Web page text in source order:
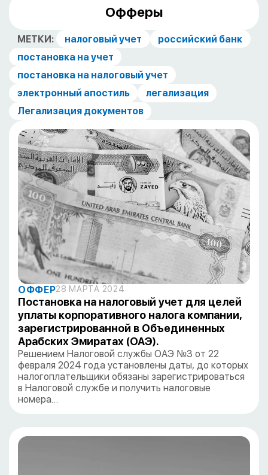
Офферы
МЕТКИ: налоговый учет
российский банк
постановка на учет
постановка на налоговый учет
электронный апостиль
легализация
Легализация документов
ОФФЕР28 МАРТА 2024
Постановка на налоговый учет для целей
уплаты корпоративного налога компании,
зарегистрированной в Объединенных
Арабских Эмиратах (ОАЭ).
Решением Налоговой службы ОАЭ №3 от 22
февраля 2024 года установлены даты, до которых
налогоплательщики обязаны зарегистрироваться
в Налоговой службе и получить налоговые
номера…